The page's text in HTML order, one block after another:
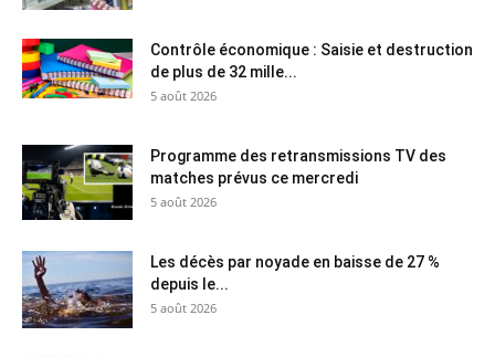
Contrôle économique : Saisie et destruction
de plus de 32 mille...
5 août 2026
Programme des retransmissions TV des
matches prévus ce mercredi
5 août 2026
Les décès par noyade en baisse de 27 %
depuis le...
5 août 2026